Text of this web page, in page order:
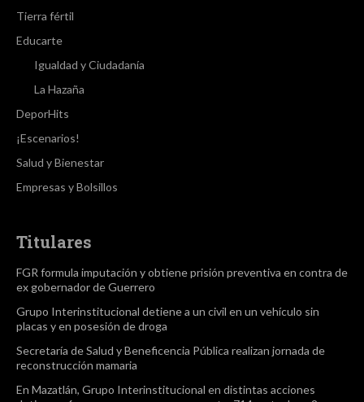
Tierra fértil
Educarte
Igualdad y Ciudadanía
La Hazaña
DeporHits
¡Escenarios!
Salud y Bienestar
Empresas y Bolsillos
Titulares
FGR formula imputación y obtiene prisión preventiva en contra de
ex gobernador de Guerrero
Grupo Interinstitucional detiene a un civil en un vehículo sin
placas y en posesión de droga
Secretaría de Salud y Beneficencia Pública realizan jornada de
reconstrucción mamaria
En Mazatlán, Grupo Interinstitucional en distintas acciones